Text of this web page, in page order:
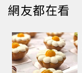
網友都在看